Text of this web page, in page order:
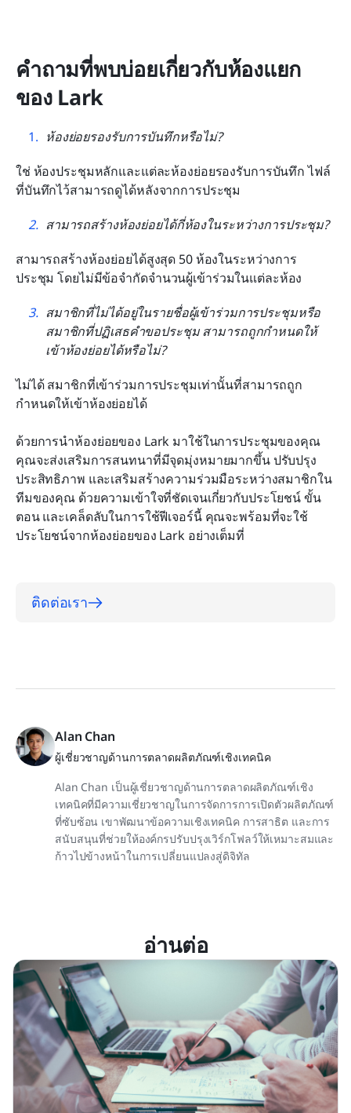
คำถามที่พบบ่อยเกี่ยวกับห้องแยก
ของ Lark
ห้องย่อยรองรับการบันทึกหรือไม่?
ใช่ ห้องประชุมหลักและแต่ละห้องย่อยรองรับการบันทึก ไฟล์
ที่บันทึกไว้สามารถดูได้หลังจากการประชุม
สามารถสร้างห้องย่อยได้กี่ห้องในระหว่างการประชุม?
สามารถสร้างห้องย่อยได้สูงสุด 50 ห้องในระหว่างการ
ประชุม โดยไม่มีข้อจำกัดจำนวนผู้เข้าร่วมในแต่ละห้อง
สมาชิกที่ไม่ได้อยู่ในรายชื่อผู้เข้าร่วมการประชุมหรือ
สมาชิกที่ปฏิเสธคำขอประชุม สามารถถูกกำหนดให้
เข้าห้องย่อยได้หรือไม่?
ไม่ได้ สมาชิกที่เข้าร่วมการประชุมเท่านั้นที่สามารถถูก
กำหนดให้เข้าห้องย่อยได้
ด้วยการนำห้องย่อยของ Lark มาใช้ในการประชุมของคุณ
คุณจะส่งเสริมการสนทนาที่มีจุดมุ่งหมายมากขึ้น ปรับปรุง
ประสิทธิภาพ และเสริมสร้างความร่วมมือระหว่างสมาชิกใน
ทีมของคุณ ด้วยความเข้าใจที่ชัดเจนเกี่ยวกับประโยชน์ ขั้น
ตอน และเคล็ดลับในการใช้ฟีเจอร์นี้ คุณจะพร้อมที่จะใช้
ประโยชน์จากห้องย่อยของ Lark อย่างเต็มที่
ติดต่อเรา
Alan Chan
ผู้เชี่ยวชาญด้านการตลาดผลิตภัณฑ์เชิงเทคนิค
Alan Chan เป็นผู้เชี่ยวชาญด้านการตลาดผลิตภัณฑ์เชิง
เทคนิคที่มีความเชี่ยวชาญในการจัดการการเปิดตัวผลิตภัณฑ์
ที่ซับซ้อน เขาพัฒนาข้อความเชิงเทคนิค การสาธิต และการ
สนับสนุนที่ช่วยให้องค์กรปรับปรุงเวิร์กโฟลว์ให้เหมาะสมและ
ก้าวไปข้างหน้าในการเปลี่ยนแปลงสู่ดิจิทัล
อ่านต่อ